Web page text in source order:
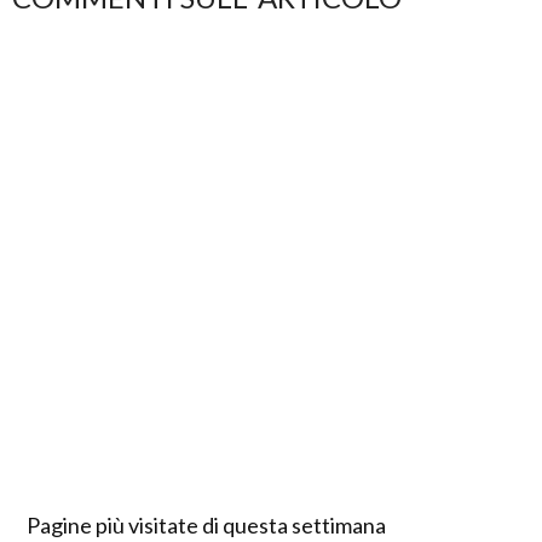
Pagine più visitate di questa settimana